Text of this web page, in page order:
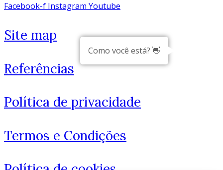
Facebook-f Instagram Youtube
Site map
Referências
Política de privacidade
Termos e Condições
Como você está? 👋